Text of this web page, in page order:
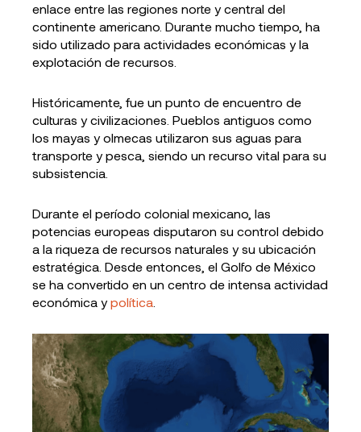
enlace entre las regiones norte y central del
continente americano. Durante mucho tiempo, ha
sido utilizado para actividades económicas y la
explotación de recursos.
Históricamente, fue un punto de encuentro de
culturas y civilizaciones. Pueblos antiguos como
los mayas y olmecas utilizaron sus aguas para
transporte y pesca, siendo un recurso vital para su
subsistencia.
Durante el período colonial mexicano, las
potencias europeas disputaron su control debido
a la riqueza de recursos naturales y su ubicación
estratégica. Desde entonces, el Golfo de México
se ha convertido en un centro de intensa actividad
económica ypolítica